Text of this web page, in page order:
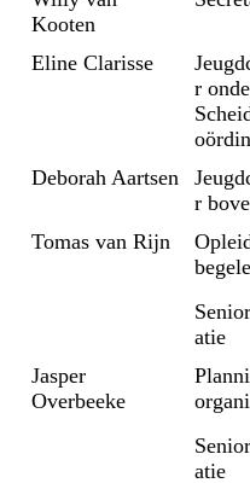
Kooten
Eline Clarisse
r
Deborah Aartsen
r
Tomas van Rijn
atie
Jasper
Overbeeke
atie